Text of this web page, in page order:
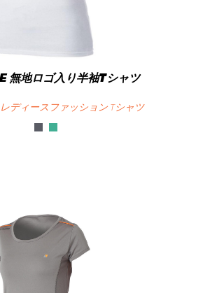
無地ロゴ入り半袖Tシャツ
ディースファッション Tシャツ